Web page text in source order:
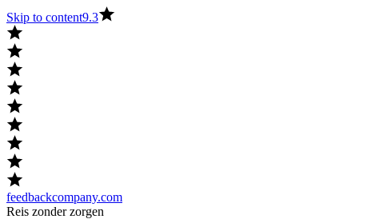
Skip to content9.3
feedbackcompany.com
Reis zonder zorgen